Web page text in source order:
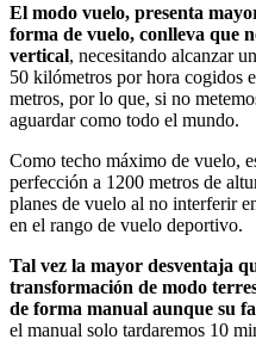
El modo vuelo, presenta
forma de vuelo, conlleva que
vertical, necesitando alcanzar
50 kilómetros por hora cogidos
metros, por lo que, si no
aguardar como todo el mundo.
Como techo máximo de vuelo,
perfección a 1200 metros de
planes de vuelo al no interferir
en el rango de vuelo deportivo.
Tal vez la mayor desventaja
transformación de modo
de forma manual aunque su
el manual solo tardaremos 10